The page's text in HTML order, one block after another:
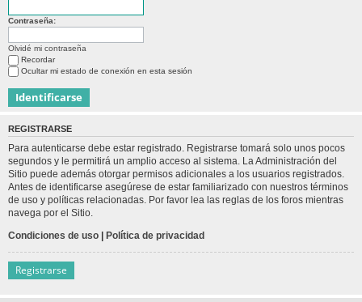
Contraseña:
Olvidé mi contraseña
Recordar
Ocultar mi estado de conexión en esta sesión
REGISTRARSE
Para autenticarse debe estar registrado. Registrarse tomará solo unos pocos
segundos y le permitirá un amplio acceso al sistema. La Administración del
Sitio puede además otorgar permisos adicionales a los usuarios registrados.
Antes de identificarse asegúrese de estar familiarizado con nuestros términos
de uso y políticas relacionadas. Por favor lea las reglas de los foros mientras
navega por el Sitio.
Condiciones de uso | Política de privacidad
Registrarse